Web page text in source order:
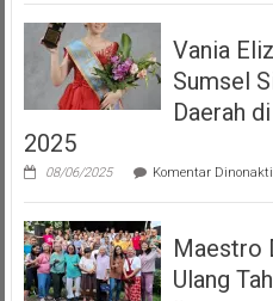
Vania
Sumsel
Daerah
2025
08/06/2025 Komentar
Maestro
Ulang